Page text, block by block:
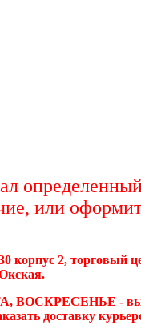
или
корпус 2, торговый
ВОСКРЕСЕНЬЕ -
доставку